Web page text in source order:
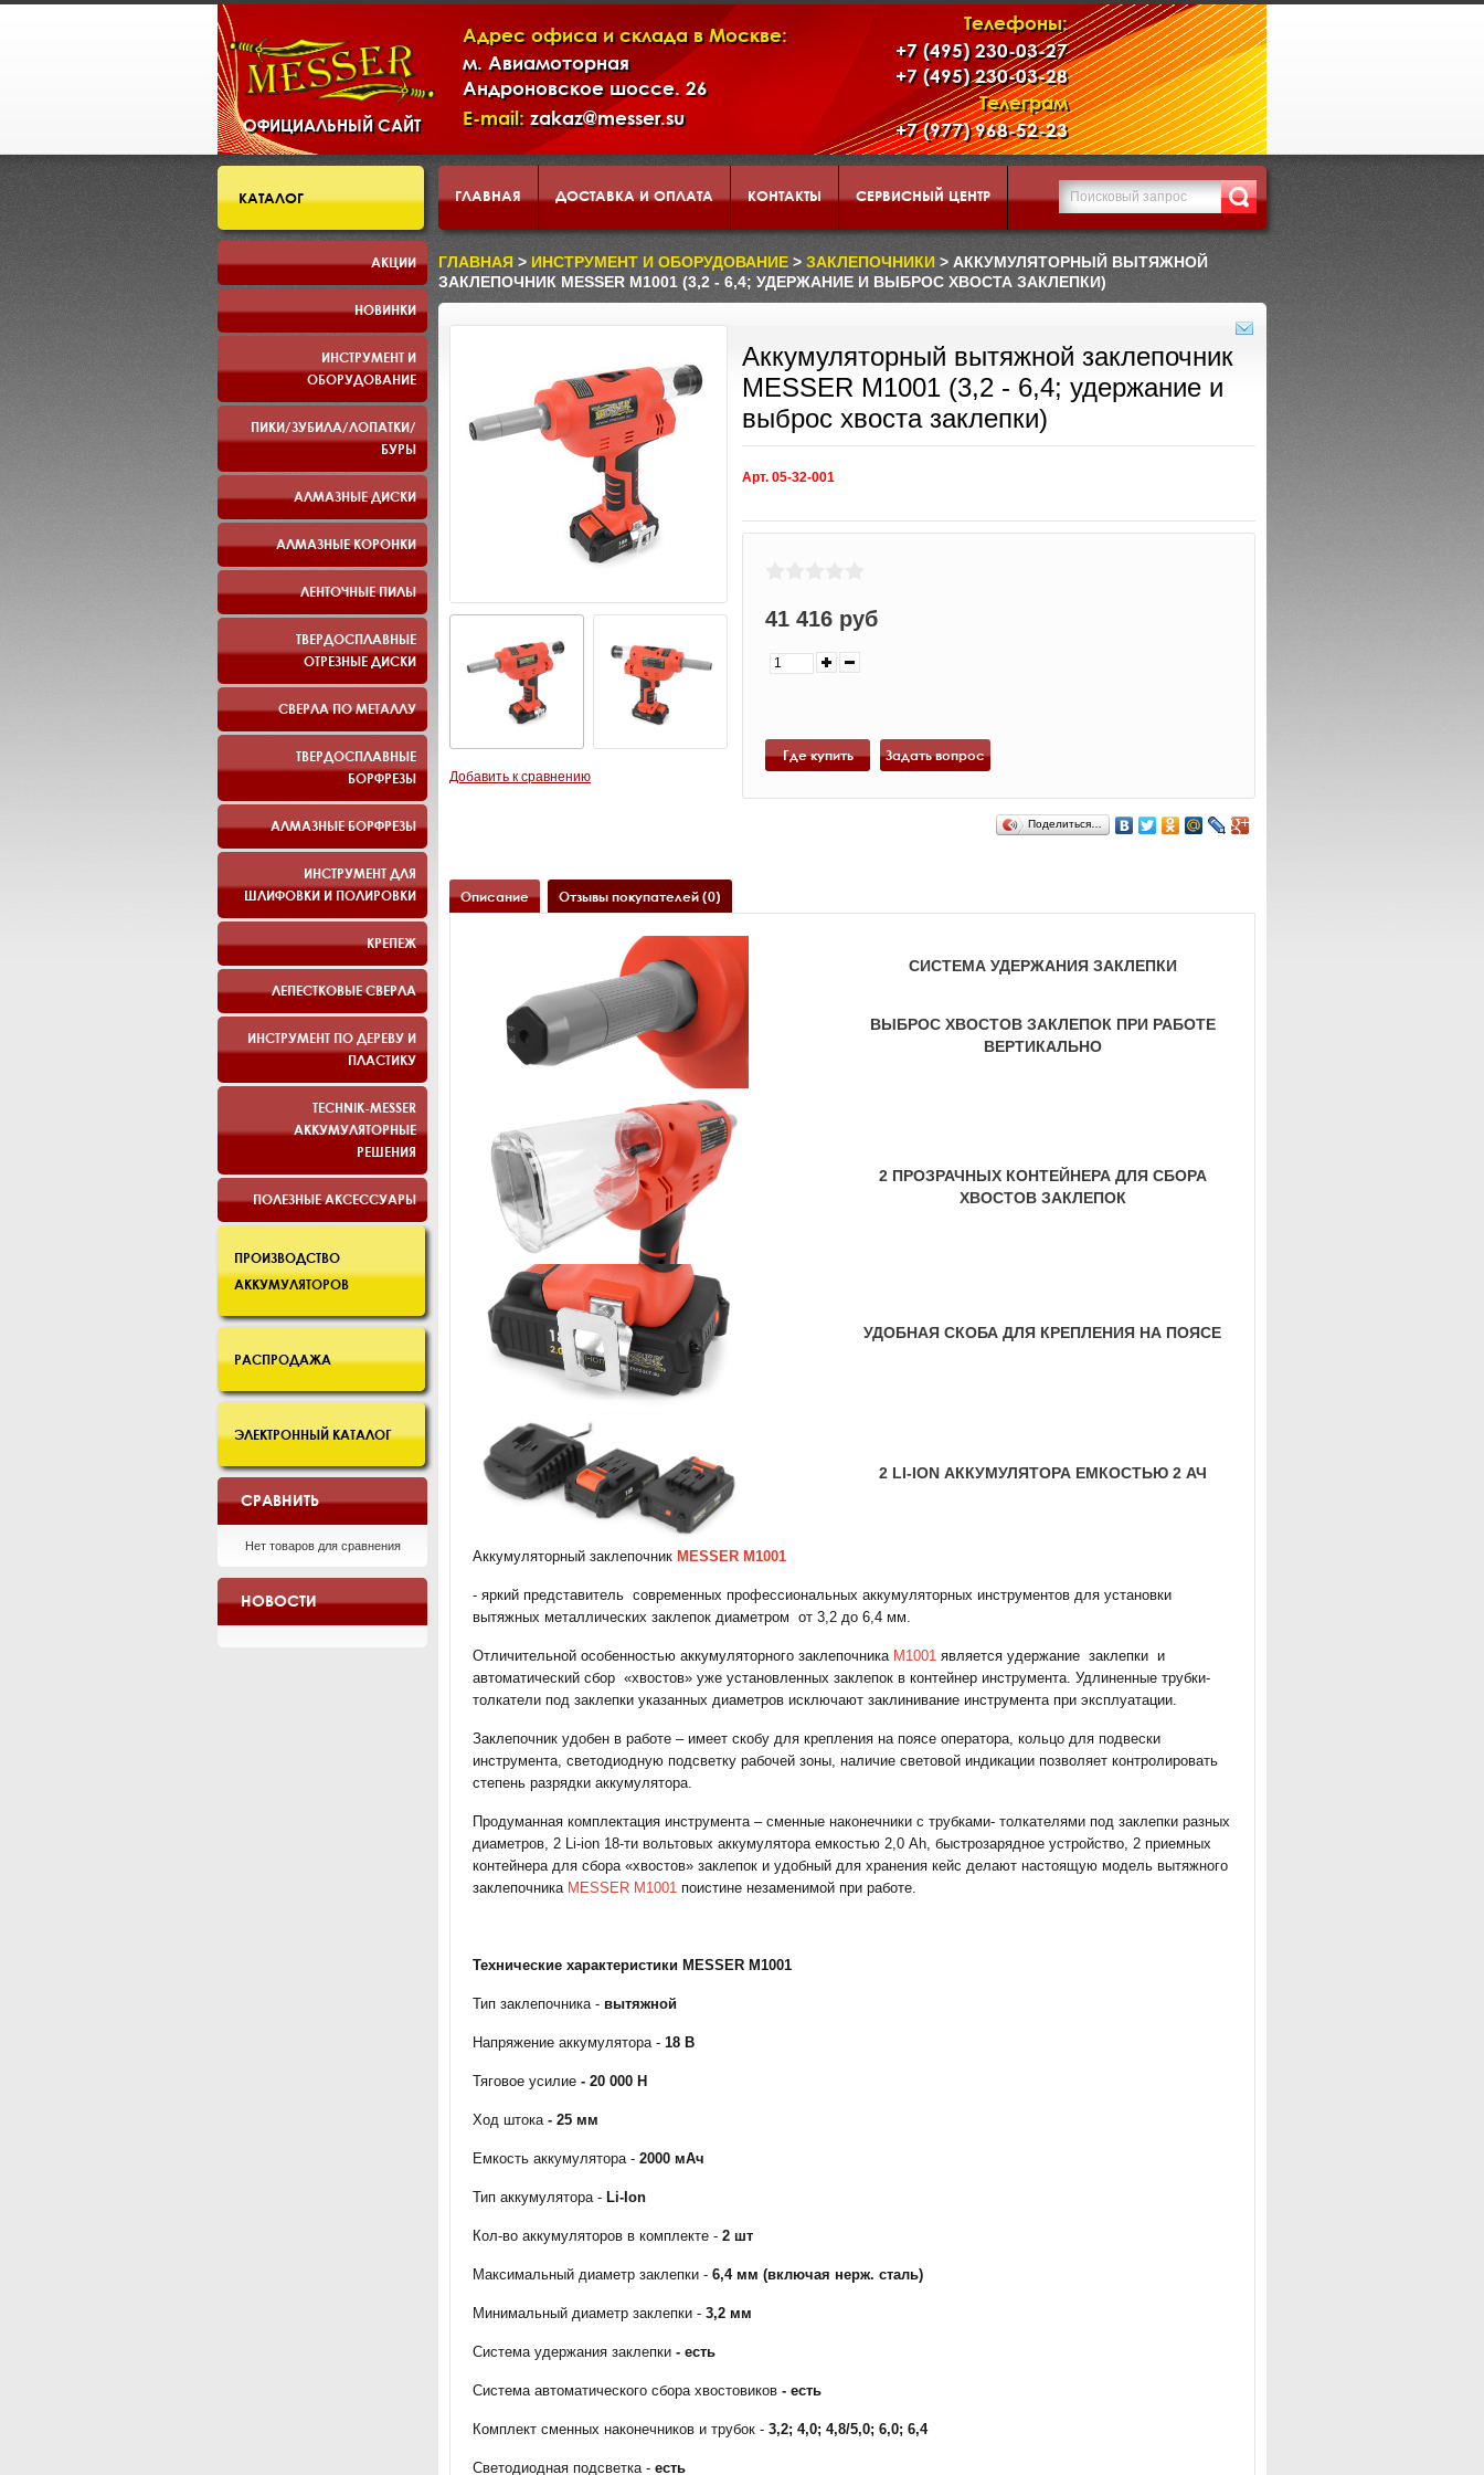
ОФИЦИАЛЬНЫЙ САЙТ
Адрес офиса и склада в Москве:
м. Авиамоторная
Андроновское шоссе. 26
E-mail:zakaz@messer.su
Телефоны:
+7 (495) 230-03-27
+7 (495) 230-03-28
Телеграм
+7 (977) 968-52-23
ГЛАВНАЯ ДОСТАВКА И ОПЛАТА КОНТАКТЫ СЕРВИСНЫЙ ЦЕНТР
СКЛАД КОРЗИНА О НАС
ПРЕЗЕНТАЦИЯ ИНСТРУМЕНТА И ОБОРУДОВАНИЯ MESSER
КАТАЛОГ
АКЦИИ
НОВИНКИ
ИНСТРУМЕНТ И
ОБОРУДОВАНИЕ
ПИКИ/ЗУБИЛА/ЛОПАТКИ/
БУРЫ
АЛМАЗНЫЕ ДИСКИ
АЛМАЗНЫЕ КОРОНКИ
ЛЕНТОЧНЫЕ ПИЛЫ
ТВЕРДОСПЛАВНЫЕ
ОТРЕЗНЫЕ ДИСКИ
СВЕРЛА ПО МЕТАЛЛУ
ТВЕРДОСПЛАВНЫЕ
БОРФРЕЗЫ
АЛМАЗНЫЕ БОРФРЕЗЫ
ИНСТРУМЕНТ ДЛЯ
ШЛИФОВКИ И ПОЛИРОВКИ
КРЕПЕЖ
ЛЕПЕСТКОВЫЕ СВЕРЛА
ИНСТРУМЕНТ ПО ДЕРЕВУ И
ПЛАСТИКУ
TECHNIK-MESSER
АККУМУЛЯТОРНЫЕ
РЕШЕНИЯ
ПОЛЕЗНЫЕ АКСЕССУАРЫ
ПРОИЗВОДСТВО
АККУМУЛЯТОРОВ
РАСПРОДАЖА
ЭЛЕКТРОННЫЙ КАТАЛОГ
СРАВНИТЬ
Нет товаров для сравнения
НОВОСТИ
ГЛАВНАЯ > ИНСТРУМЕНТ И ОБОРУДОВАНИЕ > ЗАКЛЕПОЧНИКИ > АККУМУЛЯТОРНЫЙ ВЫТЯЖНОЙ
ЗАКЛЕПОЧНИК MESSER M1001 (3,2 - 6,4; УДЕРЖАНИЕ И ВЫБРОС ХВОСТА ЗАКЛЕПКИ)
Аккумуляторный вытяжной заклепочник
MESSER M1001 (3,2 - 6,4; удержание и
выброс хвоста заклепки)
Арт. 05-32-001
41 416 руб
Где купить
Поделиться…
Добавить к сравнению
Описание Отзывы покупателей (0)
СИСТЕМА УДЕРЖАНИЯ ЗАКЛЕПКИ
ВЫБРОС ХВОСТОВ ЗАКЛЕПОК ПРИ РАБОТЕ
ВЕРТИКАЛЬНО
2 ПРОЗРАЧНЫХ КОНТЕЙНЕРА ДЛЯ СБОРА
ХВОСТОВ ЗАКЛЕПОК
УДОБНАЯ СКОБА ДЛЯ КРЕПЛЕНИЯ НА ПОЯСЕ
2 LI-ION АККУМУЛЯТОРА ЕМКОСТЬЮ 2 АЧ
Аккумуляторный заклепочник MESSER M1001
- яркий представитель современных профессиональных аккумуляторных инструментов для установки
вытяжных металлических заклепок диаметром от 3,2 до 6,4 мм.
Отличительной особенностью аккумуляторного заклепочника М1001 является удержание заклепки и
автоматический сбор «хвостов» уже установленных заклепок в контейнер инструмента. Удлиненные трубки-
толкатели под заклепки указанных диаметров исключают заклинивание инструмента при эксплуатации.
Заклепочник удобен в работе – имеет скобу для крепления на поясе оператора, кольцо для подвески
инструмента, светодиодную подсветку рабочей зоны, наличие световой индикации позволяет контролировать
степень разрядки аккумулятора.
Продуманная комплектация инструмента – сменные наконечники с трубками- толкателями под заклепки разных
диаметров, 2 Li-ion 18-ти вольтовых аккумулятора емкостью 2,0 Ah, быстрозарядное устройство, 2 приемных
контейнера для сбора «хвостов» заклепок и удобный для хранения кейс делают настоящую модель вытяжного
заклепочника MESSER M 1001 поистине незаменимой при работе.
Технические характеристики MESSER M1001
Тип заклепочника - вытяжной
Напряжение аккумулятора - 18 В
Тяговое усилие - 20 000 Н
Ход штока- 25 мм
Емкость аккумулятора - 2000 мАч
Тип аккумулятора - Li-Ion
Кол-во аккумуляторов в комплекте - 2 шт
Максимальный диаметр заклепки - 6,4 мм (включая нерж. сталь)
Минимальный диаметр заклепки - 3,2 мм
Система удержания заклепки - есть
Система автоматического сбора хвостовиков - есть
Комплект сменных наконечников и трубок - 3,2; 4,0; 4,8/5,0; 6,0; 6,4
Светодиодная подсветка - есть